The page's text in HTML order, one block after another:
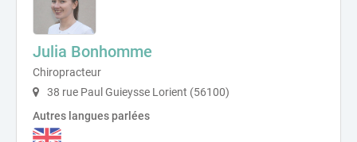
Julia Bonhomme
Chiropracteur
38 rue Paul Guieysse Lorient (56100)
Autres langues parlées